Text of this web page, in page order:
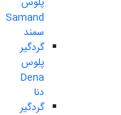
Samand
سمند
گردگیر
پلوس
Dena
دنا
گردگیر